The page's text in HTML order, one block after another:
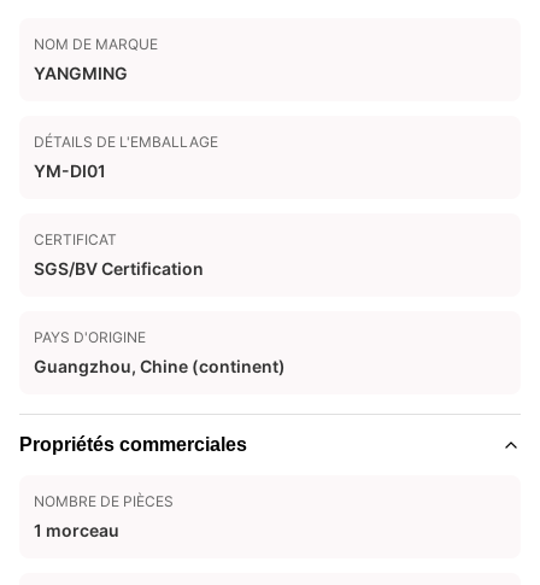
NOM DE MARQUE
YANGMING
DÉTAILS DE L'EMBALLAGE
YM-DI01
CERTIFICAT
SGS/BV Certification
PAYS D'ORIGINE
Guangzhou, Chine (continent)
Propriétés commerciales
NOMBRE DE PIÈCES
1 morceau